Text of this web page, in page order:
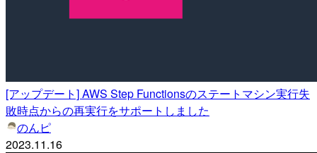
[アップデート] AWS Step Functionsのステートマシン実行失
敗時点からの再実行をサポートしました
のんピ
2023.11.16